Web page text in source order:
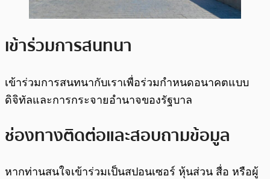
เข้าร่วมการสนทนา
เข้าร่วมการสนทนากับเราเพื่อร่วมกำหนดอนาคตแบบ
ดิจิทัลและการกระจายอำนาจของรัฐบาล
ช่องทางติดต่อและสอบถามข้อมูล
หากท่านสนใจเข้าร่วมเป็นสปอนเซอร์ หุ้นส่วน สื่อ หรือผู้